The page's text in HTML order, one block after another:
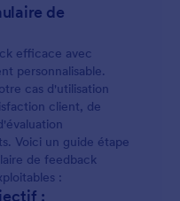
de
efficace avec
personnalisable.
cas d'utilisation
client, de
Voici un guide étape
de feedback
:
: